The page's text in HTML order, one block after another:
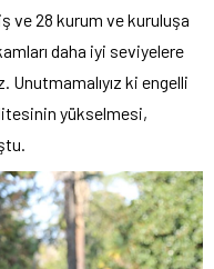
ve 28 kurum ve kuruluşa
daha iyi seviyelere
ki engelli
yükselmesi,